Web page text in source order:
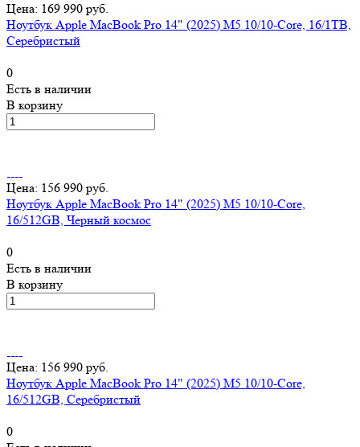
Цена: 169 990 руб.
Ноутбук Apple MacBook Pro 14" (2025) M5 10/10-Core, 16/1TB,
Серебристый
0
Есть в наличии
В корзину
Цена: 156 990 руб.
Ноутбук Apple MacBook Pro 14" (2025) M5 10/10-Core,
16/512GB, Черный космос
0
Есть в наличии
В корзину
Цена: 156 990 руб.
Ноутбук Apple MacBook Pro 14" (2025) M5 10/10-Core,
16/512GB, Серебристый
0